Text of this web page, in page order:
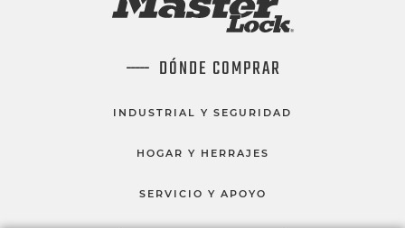
DÓNDE COMPRAR
INDUSTRIAL Y SEGURIDAD
HOGAR Y HERRAJES
SERVICIO Y APOYO